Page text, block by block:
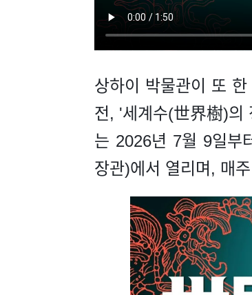
상하이 박물관이 또
전, '세계수(世界樹)의
는 2026년 7월 9일부
장관)에서 열리며, 매